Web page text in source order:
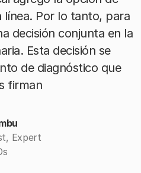
Por lo tanto, para
decisión conjunta en la
Esta decisión se
de diagnóstico que
firman
Expert